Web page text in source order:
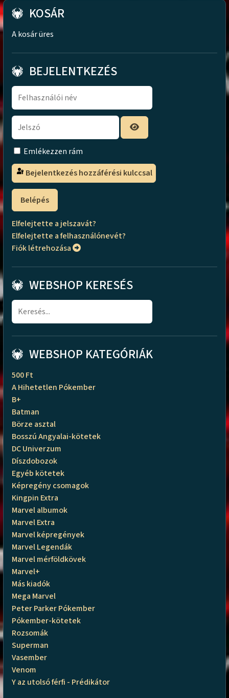
KOSÁR
A kosár üres
BEJELENTKEZÉS
Emlékezzen rám
Bejelentkezés hozzáférési kulccsal
Belépés
Elfelejtette a jelszavát?
Elfelejtette a felhasználónevét?
Fiók létrehozása
WEBSHOP KERESÉS
WEBSHOP KATEGÓRIÁK
500 Ft
A Hihetetlen Pókember
B+
Batman
Börze asztal
Bosszú Angyalai-kötetek
DC Univerzum
Díszdobozok
Egyéb kötetek
Képregény csomagok
Kingpin Extra
Marvel albumok
Marvel Extra
Marvel képregények
Marvel Legendák
Marvel mérföldkövek
Marvel+
Más kiadók
Mega Marvel
Peter Parker Pókember
Pókember-kötetek
Rozsomák
Superman
Vasember
Venom
Y az utolsó férfi - Prédikátor